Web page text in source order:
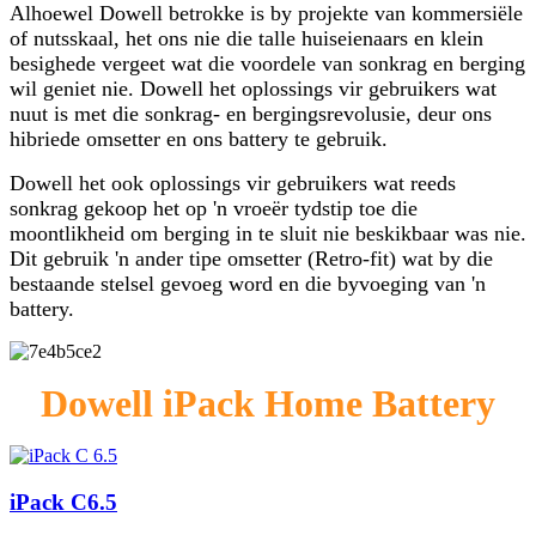
Alhoewel Dowell betrokke is by projekte van kommersiële
of nutsskaal, het ons nie die talle huiseienaars en klein
besighede vergeet wat die voordele van sonkrag en berging
wil geniet nie. Dowell het oplossings vir gebruikers wat
nuut is met die sonkrag- en bergingsrevolusie, deur ons
hibriede omsetter en ons battery te gebruik.
Dowell het ook oplossings vir gebruikers wat reeds
sonkrag gekoop het op 'n vroeër tydstip toe die
moontlikheid om berging in te sluit nie beskikbaar was nie.
Dit gebruik 'n ander tipe omsetter (Retro-fit) wat by die
bestaande stelsel gevoeg word en die byvoeging van 'n
battery.
Dowell iPack Home Battery
iPack C6.5